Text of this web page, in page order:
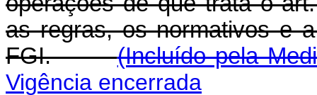
as regras, os normativos e
FGI.(Incluído pela
Vigência encerrada